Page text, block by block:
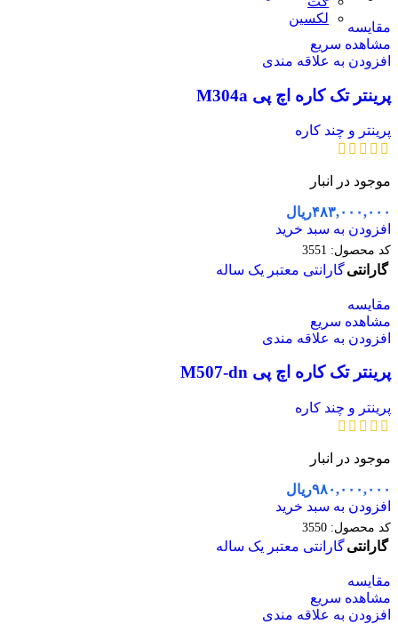
لکسین
مقایسه
مشاهده سریع
افزودن به علاقه مندی
پرینتر تک کاره اچ پی M304a
پرینتر و چند کاره
موجود در انبار
۴۸۳,۰۰۰,۰۰۰ریال
افزودن به سبد خرید
کد محصول: 3551
گارانتیگارانتی معتبر یک ساله
مقایسه
مشاهده سریع
افزودن به علاقه مندی
پرینتر تک کاره اچ پی M507-dn
پرینتر و چند کاره
موجود در انبار
۹۸۰,۰۰۰,۰۰۰ریال
افزودن به سبد خرید
کد محصول: 3550
گارانتیگارانتی معتبر یک ساله
مقایسه
مشاهده سریع
افزودن به علاقه مندی